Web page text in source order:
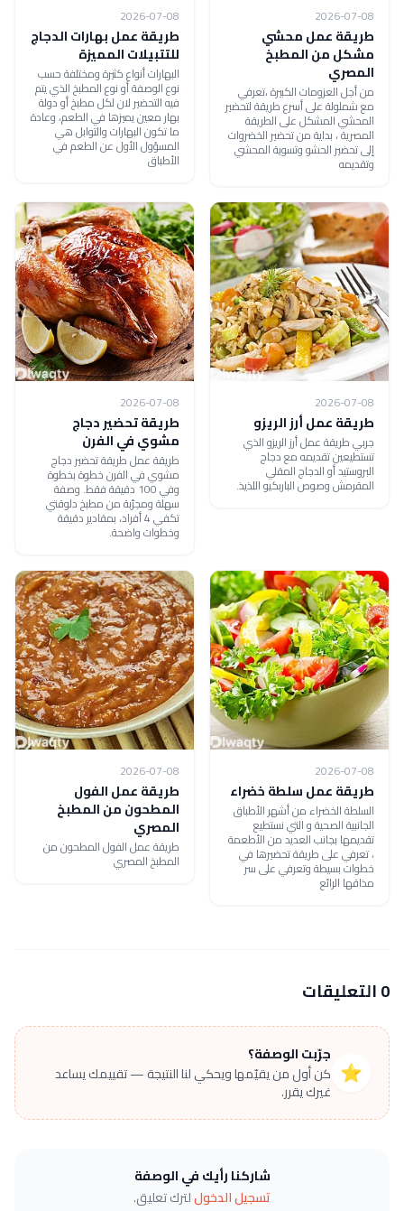
2026-07-08
طريقة عمل محشي
مشكل من المطبخ
المصري
من أجل العزومات الكبيرة ،تعرفي
مع شملولة على أسرع طريقة لتحضير
المحشي المشكل على الطريقة
المصرية ، بداية من تحضير الخضروات
إلى تحضير الحشو وتسوية المحشي
وتقديمه
2026-07-08
طريقة عمل بهارات الدجاج
للتتبيلات المميزة
البهارات أنواع كثيرة ومختلفة حسب
نوع الوصفة أو نوع المطبخ الذي يتم
فيه التحضير لان لكل مطبخ أو دولة
بهار معين يميزها في الطعم، وعادة
ما تكون البهارات والتوابل هي
المسؤول الأول عن الطعم في
الأطباق
2026-07-08
طريقة عمل أرز الريزو
جربي طريقة عمل أرز الريزو الذي
تستطيعين تقديمه مع دجاج
البروستيد أو الدجاج المقلي
المقرمش وصوص الباربكيو اللذيذ.
2026-07-08
طريقة تحضير دجاج
مشوي في الفرن
طريقة عمل طريقة تحضير دجاج
مشوي في الفرن خطوة بخطوة
وفي 100 دقيقة فقط. وصفة
سهلة ومجرّبة من مطبخ دلوقتي
تكفي 4 أفراد، بمقادير دقيقة
وخطوات واضحة.
2026-07-08
طريقة عمل سلطة خضراء
السلطة الخضراء من أشهر الأطباق
الجانبية الصحية و التي نستطيع
تقديمها بجانب العديد من الأطعمة
، تعرفي على طريقة تحضيرها في
خطوات بسيطة وتعرفي على سر
مذاقها الرائع
2026-07-08
طريقة عمل الفول
المطحون من المطبخ
المصري
طريقة عمل الفول المطحون من
المطبخ المصري
0 التعليقات
⭐
جرّبت الوصفة؟
كن أول من يقيّمها ويحكي لنا النتيجة — تقييمك يساعد
غيرك يقرر.
شاركنا رأيك في الوصفة
تسجيل الدخوللترك تعليق.